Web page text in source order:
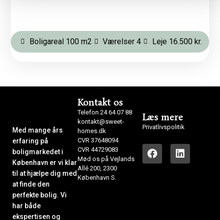
Boligareal 100 m2 Værelser 4 Leje 16.500 kr.
Med mange års
erfaring på
boligmarkedet i
København er vi klar
til at hjælpe dig med
at finde den
perfekte bolig. Vi
har både
ekspertisen og
Kontakt os
Telefon 24 64 07 88
kontakt@sweet-
homes.dk
CVR 37648094
CVR 44729083
Mød os på Vejlands
Allé 200, 2300
København S.
Læs mere
Privatlivspolitik